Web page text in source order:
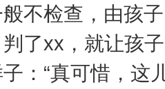
不检查，由孩
了xx，就让孩
：“真可惜，这